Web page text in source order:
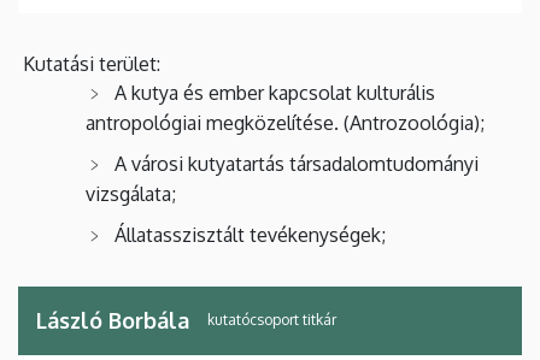
Kutatási terület:
A kutya és ember kapcsolat kulturális
antropológiai megközelítése. (Antrozoológia);
A városi kutyatartás társadalomtudományi
vizsgálata;
Állatasszisztált tevékenységek;
László Borbála kutatócsoport titkár